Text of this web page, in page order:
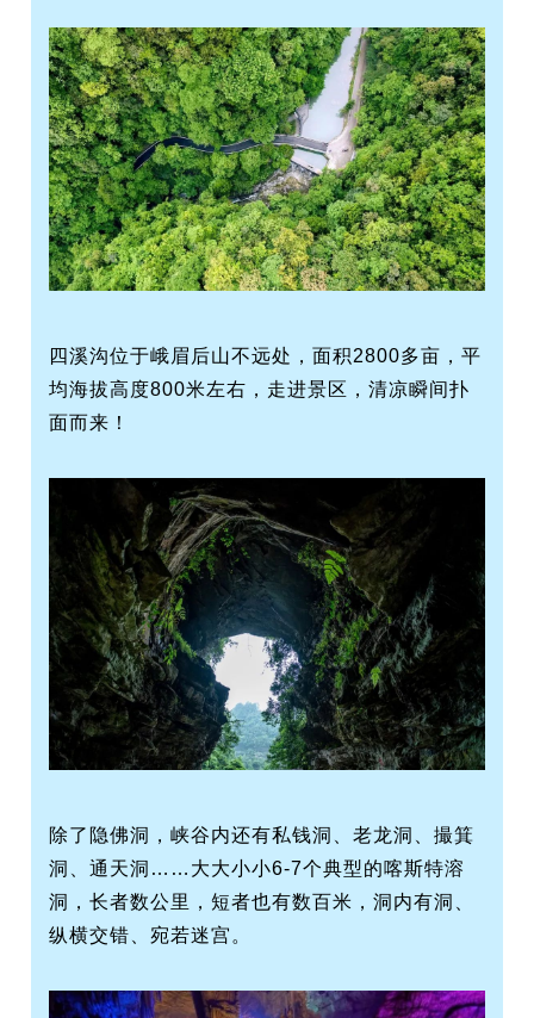
四溪沟位于峨眉后山不远处，面积2800多亩，平
均海拔高度800米左右，走进景区，清凉瞬间扑
面而来！
除了隐佛洞，峡谷内还有私钱洞、老龙洞、撮箕
洞、通天洞……大大小小6-7个典型的喀斯特溶
洞，长者数公里，短者也有数百米，洞内有洞、
纵横交错、宛若迷宫。